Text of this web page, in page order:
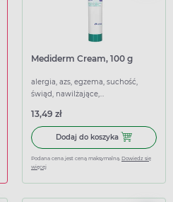
Ibuprom Max Sprint, 40 kapsułek
Mediderm Cream, 100 g
alergia, azs, egzema, suchość,
świąd, nawilżające,
13,49 zł
Dodaj do koszyka Dodaj do
Podana cena jest ceną maksymalną. Dowiedz się
więcej